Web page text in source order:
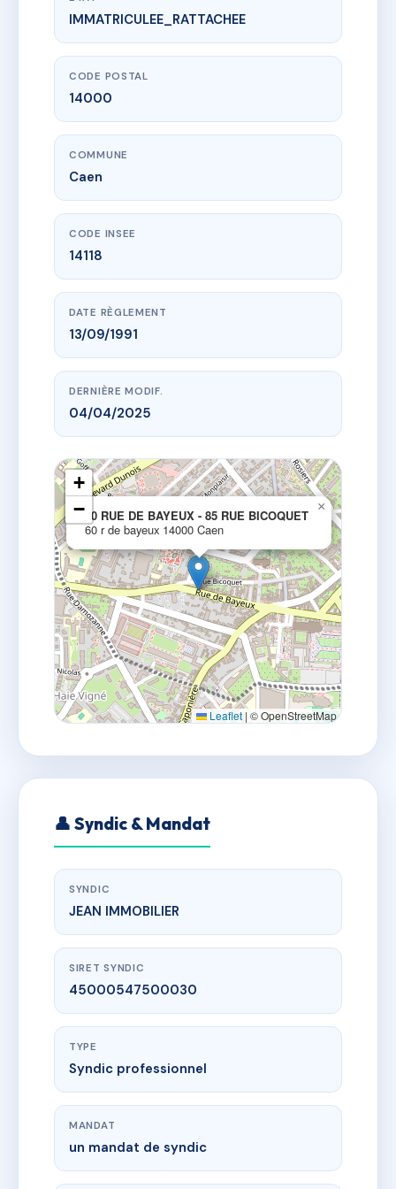
www.vme.plus/AC2702157
60 RUE DE BAYEUX - 85 RUE BICOQUET
60 r de bayeux
IMMATRICULEE_RATTACHEE
CODE POSTAL
14000
COMMUNE
Caen
CODE INSEE
14118
DATE RÈGLEMENT
13/09/1991
DERNIÈRE MODIF.
04/04/2025
60 RUE DE BAYEUX - 85 RUE BICOQUET
60 r de bayeux 14000 Caen
×
+
−
Leaflet | © OpenStreetMap
👤 Syndic & Mandat
SYNDIC
JEAN IMMOBILIER
SIRET SYNDIC
45000547500030
TYPE
Syndic professionnel
MANDAT
un mandat de syndic